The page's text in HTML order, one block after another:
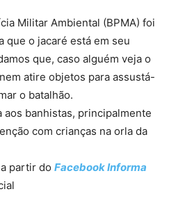
Militar Ambiental (BPMA) foi
que o jacaré está em seu
que, caso alguém veja o
atire objetos para assustá-
o batalhão.
aos banhistas, principalmente
com crianças na orla da
partir do Facebook Informa